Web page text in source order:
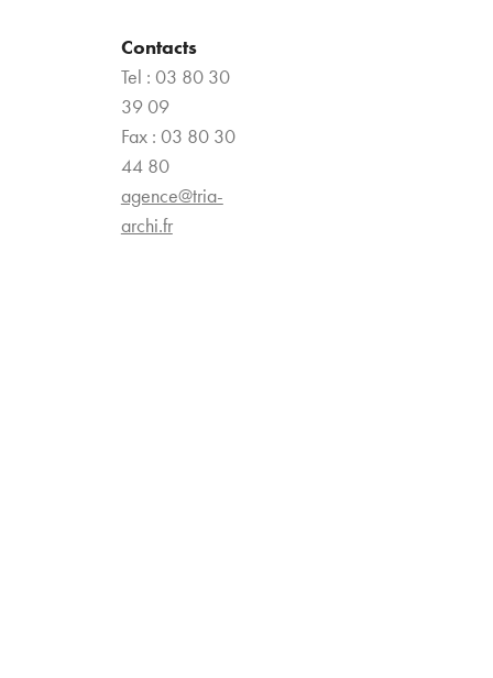
Contacts
Tel : 03 80 30
39 09
Fax : 03 80 30
44 80
agence@tria-
archi.fr